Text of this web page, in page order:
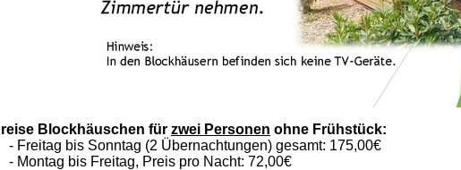
Blockhäuschen für zwei Personen ohne Frühstück:
Freitag bis Sonntag (2 Übernachtungen) gesamt: 175,00€
Montag bis Freitag, Preis pro Nacht: 72,00€